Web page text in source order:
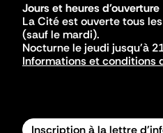
Jours et heures d'ouverture
La Cité est ouverte tous
(sauf le mardi).
Nocturne le jeudi jusqu'à
Informations et conditions
Inscription à la lettre